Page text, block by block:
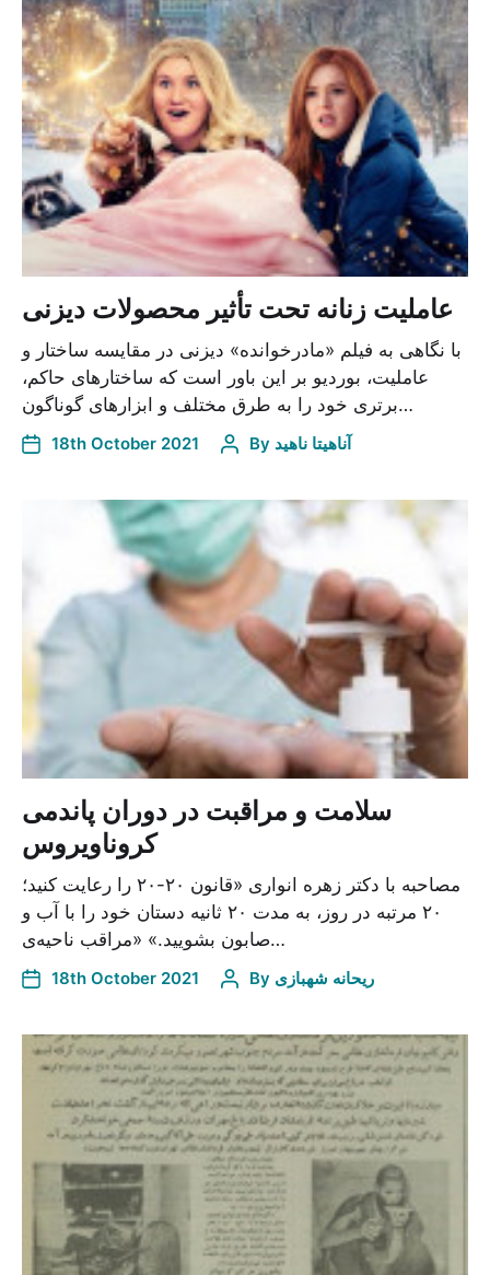
عاملیت زنانه تحت تأثیر محصولات دیزنی
با نگاهی به فیلم «مادرخوانده» دیزنی در مقایسه ساختار و
عاملیت، بوردیو بر این باور است که ساختارهای حاکم،
برتری خود را به طرق مختلف و ابزارهای گوناگون…
18th October 2021 By آناهیتا ناهید
سلامت و مراقبت در دوران پاندمی
کروناویروس
مصاحبه با دکتر زهره انواری «قانون ۲۰-۲۰ را رعایت کنید؛
۲۰ مرتبه در روز، به مدت ۲۰ ثانیه دستان خود را با آب و
صابون بشویید.» «مراقب ناحیه‌ی…
18th October 2021 By ریحانه شهبازی